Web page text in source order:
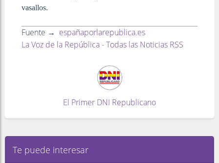
vasallos.
Fuente → españaporlarepublica.es
La Voz de la República - Todas las Noticias RSS
El Primer DNI Republicano
Te puede interesar